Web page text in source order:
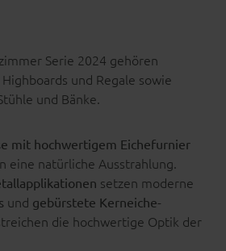
Serie 2024 gehören
und Regale sowie
und Bänke.
mit hochwertigem Eichefurnier
eine natürliche Ausstrahlung.
setzen moderne
und gebürstete Kerneiche-
die hochwertige Optik der